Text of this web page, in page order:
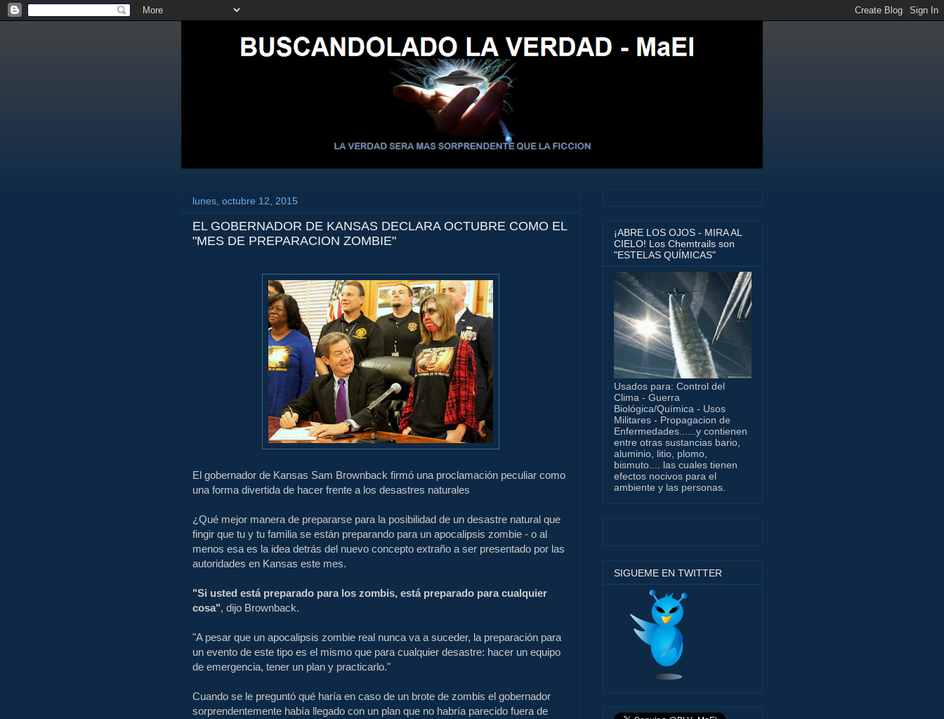
lunes, octubre 12, 2015
EL GOBERNADOR DE KANSAS DECLARA OCTUBRE COMO EL
"MES DE PREPARACION ZOMBIE"
El gobernador de Kansas Sam Brownback firmó una proclamación peculiar como
una forma divertida de hacer frente a los desastres naturales
¿Qué mejor manera de prepararse para la posibilidad de un desastre natural que
fingir que tu y tu familia se están preparando para un apocalipsis zombie - o al
menos esa es la idea detrás del nuevo concepto extraño a ser presentado por las
autoridades en Kansas este mes.
"Si usted está preparado para los zombis, está preparado para cualquier
cosa", dijo Brownback.
"A pesar que un apocalipsis zombie real nunca va a suceder, la preparación para
un evento de este tipo es el mismo que para cualquier desastre: hacer un equipo
de emergencia, tener un plan y practicarlo."
Cuando se le preguntó qué haría en caso de un brote de zombis el gobernador
sorprendentemente había llegado con un plan que no habría parecido fuera de
¡ABRE LOS OJOS - MIRA AL
CIELO! Los Chemtrails son
"ESTELAS QUÍMICAS"
Usados para: Control del
Clima - Guerra
Biológica/Química - Usos
Militares - Propagacion de
Enfermedades......y contienen
entre otras sustancias bario,
aluminio, litio, plomo,
bismuto.... las cuales tienen
efectos nocivos para el
ambiente y las personas.
SIGUEME EN TWITTER